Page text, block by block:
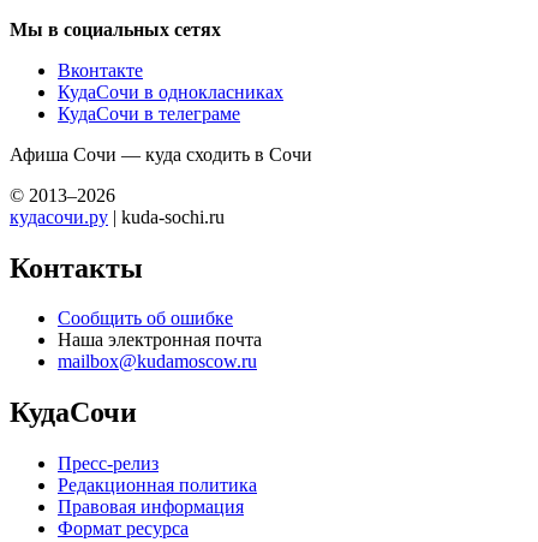
Мы в социальных сетях
Вконтакте
КудаСочи в однокласниках
КудаСочи в телеграме
Афиша Сочи — куда сходить в Сочи
© 2013–2026
кудасочи.ру | kuda-sochi.ru
Контакты
Сообщить об ошибке
Наша электронная почта
mailbox@kudamoscow.ru
КудаСочи
Пресс-релиз
Редакционная политика
Правовая информация
Формат ресурса